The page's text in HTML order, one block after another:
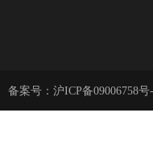
案号： 沪ICP备09006758号